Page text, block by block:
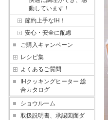
動しています！
節約上手なIH！
安心・安全に配慮
ご購入キャンペーン
レシピ集
よくあるご質問
IHクッキングヒーター 総
合カタログ
ショウルーム
取扱説明書、承認図面ダ